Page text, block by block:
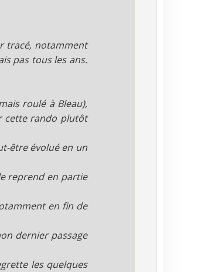
tracé, notamment
pas tous les ans.
roulé à Bleau),
cette rando plutôt
être évolué en un
reprend en partie
en fin de
dernier passage
les quelques